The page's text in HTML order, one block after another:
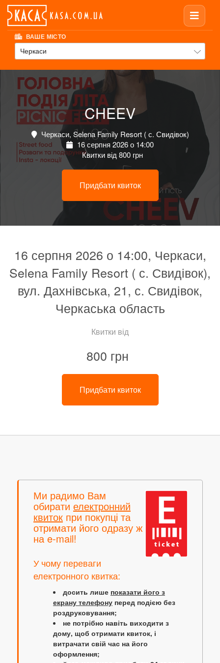
ВАШЕ МІСТО
Черкаси
CHEEV
Черкаси, Selena Family Resort ( с. Свидівок)
16 серпня 2026 о 14:00
Квитки від 800 грн
Придбати квиток
16 серпня 2026 о 14:00, Черкаси,
Selena Family Resort ( с. Свидівок),
вул. Дахнівська, 21, с. Свидівок,
Черкаська область
Квитки від
800 грн
Придбати квиток
Ми радимо Вам
обирати електронний
квиток при покупці та
отримати його одразу ж
на e-mail!
У чому переваги
електронного квитка:
досить лише показати його з
екрану телефону перед подією без
роздруковування;
не потрібно навіть виходити з
дому, щоб отримати квиток, і
витрачати свій час на його
оформлення;